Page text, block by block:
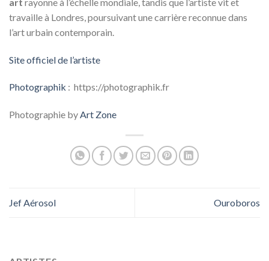
travaille à Londres, poursuivant une carrière reconnue dans
l’art urbain contemporain.
Site officiel de l’artiste
Photographik : https://photographik.fr
Photographie byArt Zone
Jef Aérosol Ouroboros